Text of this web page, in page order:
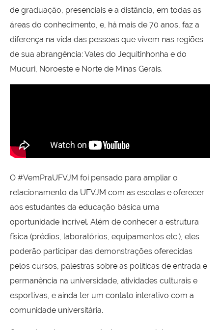
de graduação, presenciais e a distância, em todas as
áreas do conhecimento, e, há mais de 70 anos, faz a
diferença na vida das pessoas que vivem nas regiões
de sua abrangência: Vales do Jequitinhonha e do
Mucuri, Noroeste e Norte de Minas Gerais.
O #VemPraUFVJM foi pensado para ampliar o
relacionamento da UFVJM com as escolas e oferecer
aos estudantes da educação básica uma
oportunidade incrível. Além de conhecer a estrutura
física (prédios, laboratórios, equipamentos etc.), eles
poderão participar das demonstrações oferecidas
pelos cursos, palestras sobre as políticas de entrada e
permanência na universidade, atividades culturais e
esportivas, e ainda ter um contato interativo com a
comunidade universitária.